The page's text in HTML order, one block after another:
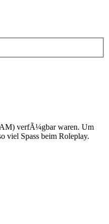
verfÃ¼gbar waren. Um
viel Spass beim Roleplay.